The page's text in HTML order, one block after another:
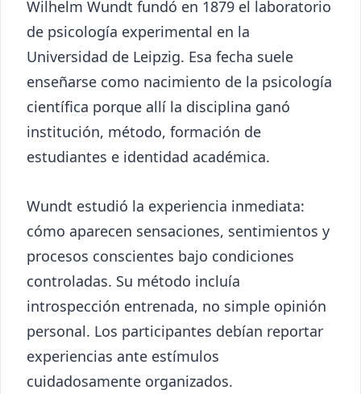
Wilhelm Wundt fundó en 1879 el laboratorio
de psicología experimental en la
Universidad de Leipzig. Esa fecha suele
enseñarse como nacimiento de la psicología
científica porque allí la disciplina ganó
institución, método, formación de
estudiantes e identidad académica.
Wundt estudió la experiencia inmediata:
cómo aparecen sensaciones, sentimientos y
procesos conscientes bajo condiciones
controladas. Su método incluía
introspección entrenada, no simple opinión
personal. Los participantes debían reportar
experiencias ante estímulos
cuidadosamente organizados.